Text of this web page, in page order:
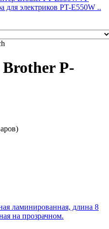
для электриков PT-E550W ..
P-